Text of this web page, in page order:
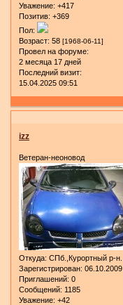
Уважение: +417
Позитив: +369
Пол:
Возраст: 58 [1968-06-11]
Провел на форуме:
2 месяца 17 дней
Последний визит:
15.04.2025 09:51
izz
Ветеран-неоновод
Откуда: СПб.,Курортный р-н.
Зарегистрирован: 06.10.2009
Приглашений: 0
Сообщений: 1185
Уважение: +42